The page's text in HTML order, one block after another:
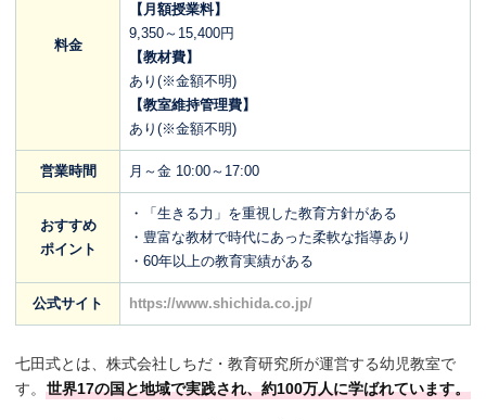
料金
【月額授業料】
9,350～15,400円
【教材費】
あり(※金額不明)
【教室維持管理費】
あり(※金額不明)
営業時間 月～金 10:00～17:00
おすすめ
ポイント
・「生きる力」を重視した教育方針がある
・豊富な教材で時代にあった柔軟な指導あり
・60年以上の教育実績がある
公式サイト https://www.shichida.co.jp/
七田式とは、株式会社しちだ・教育研究所が運営する幼児教室で
す。 世界17の国と地域で実践され、約100万人に学ばれています。